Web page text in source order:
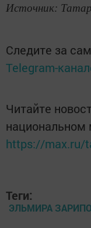
Источник:
Следите за
Telegram-
Читайте
https://max.ru/
Теги:
ЭЛЬМИРА